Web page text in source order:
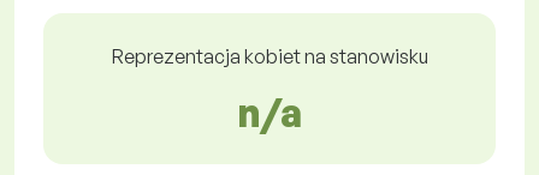
Reprezentacja kobiet na stanowisku
n/a